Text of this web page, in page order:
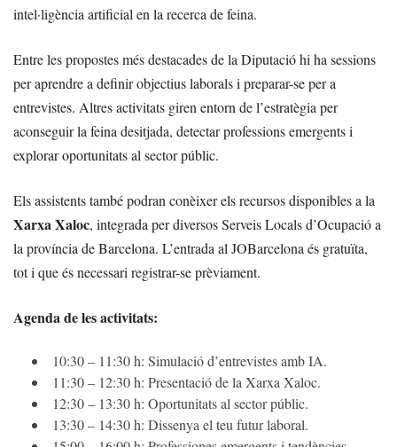
intel·ligència artificial en la recerca de feina.
Entre les propostes més destacades de la Diputació hi ha sessions
per aprendre a definir objectius laborals i preparar-se per a
entrevistes. Altres activitats giren entorn de l’estratègia per
aconseguir la feina desitjada, detectar professions emergents i
explorar oportunitats al sector públic.
Els assistents també podran conèixer els recursos disponibles a la
Xarxa Xaloc, integrada per diversos Serveis Locals d’Ocupació a
la província de Barcelona. L’entrada al JOBarcelona és gratuïta,
tot i que és necessari registrar-se prèviament.
Agenda de les activitats:
10:30 – 11:30 h: Simulació d’entrevistes amb IA.
11:30 – 12:30 h: Presentació de la Xarxa Xaloc.
12:30 – 13:30 h: Oportunitats al sector públic.
13:30 – 14:30 h: Dissenya el teu futur laboral.